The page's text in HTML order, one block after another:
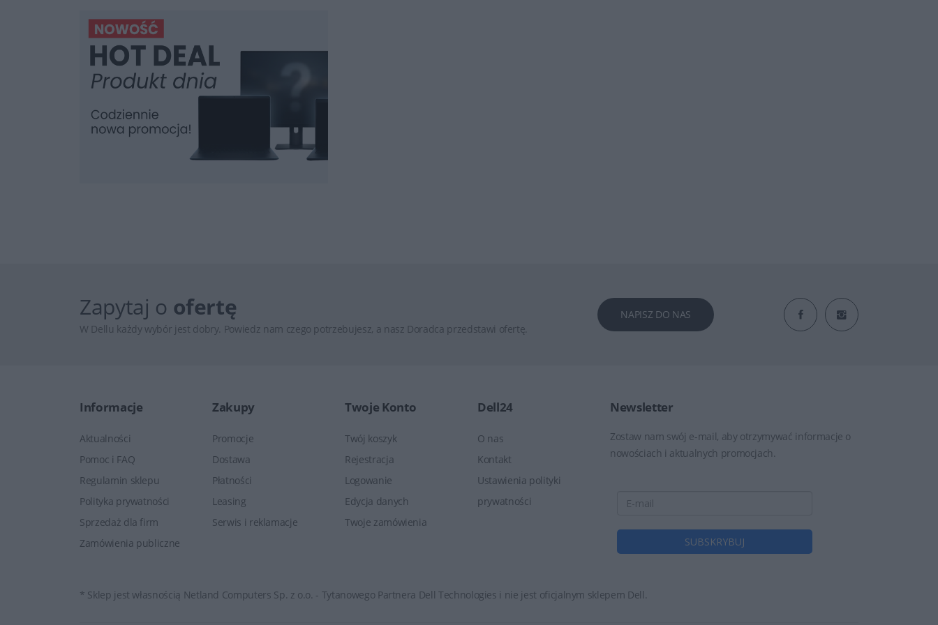
Zapytaj o ofertę
W Dellu każdy wybór jest dobry. Powiedz nam czego potrzebujesz, a nasz Doradca przedstawi ofertę.
NAPISZ DO NAS
Informacje
Aktualności
Pomoc i FAQ
Regulamin sklepu
Polityka prywatności
Sprzedaż dla firm
Zamówienia publiczne
Zakupy
Promocje
Dostawa
Płatności
Leasing
Serwis i reklamacje
Twoje Konto
Twój koszyk
Rejestracja
Logowanie
Edycja danych
Twoje zamówienia
Dell24
O nas
Kontakt
Ustawienia polityki
prywatności
Newsletter
Zostaw nam swój e-mail, aby otrzymywać informacje o
nowościach i aktualnych promocjach.
* Sklep jest własnością Netland Computers Sp. z o.o. - Tytanowego Partnera Dell Technologies i nie jest oficjalnym sklepem Dell.